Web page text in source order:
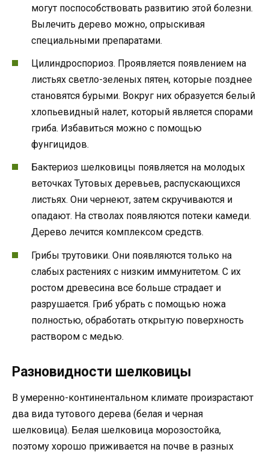
могут поспособствовать развитию этой болезни.
Вылечить дерево можно, опрыскивая
специальными препаратами.
Цилиндроспориоз. Проявляется появлением на
листьях светло-зеленых пятен, которые позднее
становятся бурыми. Вокруг них образуется белый
хлопьевидный налет, который является спорами
гриба. Избавиться можно с помощью
фунгицидов.
Бактериоз шелковицы появляется на молодых
веточках Тутовых деревьев, распускающихся
листьях. Они чернеют, затем скручиваются и
опадают. На стволах появляются потеки камеди.
Дерево лечится комплексом средств.
Грибы трутовики. Они появляются только на
слабых растениях с низким иммунитетом. С их
ростом древесина все больше страдает и
разрушается. Гриб убрать с помощью ножа
полностью, обработать открытую поверхность
раствором с медью.
Разновидности шелковицы
В умеренно-континентальном климате произрастают
два вида тутового дерева (белая и черная
шелковица). Белая шелковица морозостойка,
поэтому хорошо приживается на почве в разных